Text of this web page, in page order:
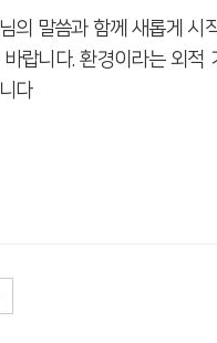
의 말씀과 함께 새롭게 시
랍니다.환경이라는 외적
다